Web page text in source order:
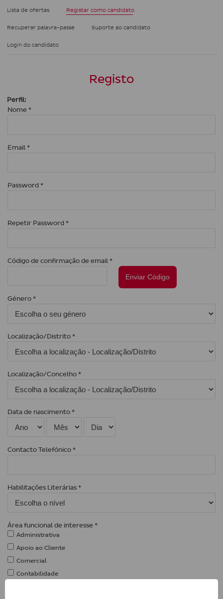
Lista de ofertas Registar como candidato
Recuperar palavra-passe Suporte ao candidato
Login do candidato
Registo
Perfil:
Nome *
Email *
Password *
Repetir Password *
Código de confirmação de email *
Enviar Código
Género *
Localização/Distrito *
Localização/Concelho *
Data de nascimento *
Contacto Telefónico *
Habilitações Literárias *
Área funcional de interesse *
Administrativa
Apoio ao Cliente
Comercial
Contabilidade